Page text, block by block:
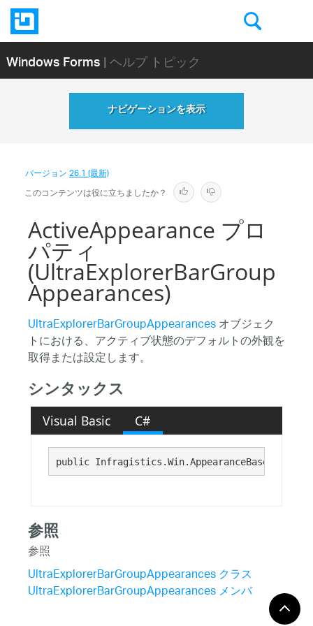
Windows Forms| ヘルプ トピック
ナビゲーションを表示
バージョン26.1 (最新)
このコンテンツは役に立ちましたか？
ActiveAppearance プロ
パティ
(UltraExplorerBarGroup
Appearances)
UltraExplorerBarGroupAppearancesオブジェク
トにおける、アクティブ状態のデフォルトの外観を
取得または設定します。
シンタックス
Visual Basic C#
public Infragistics.Win.AppearanceBase
参照
参照
UltraExplorerBarGroupAppearances クラス
UltraExplorerBarGroupAppearances メンバ